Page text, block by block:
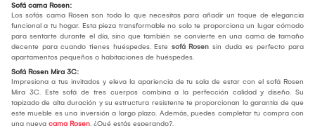
Sofá cama Rosen:
Los sofás cama Rosen son todo lo que necesitas para añadir un toque de elegancia
funcional a tu hogar. Esta pieza transformable no solo te proporciona un lugar cómodo
para sentarte durante el día, sino que también se convierte en una cama de tamaño
decente para cuando tienes huéspedes. Este sofá Rosen sin duda es perfecto para
apartamentos pequeños o habitaciones de huéspedes.
Sofá Rosen Mira 3C:
Impresiona a tus invitados y eleva la apariencia de tu sala de estar con el sofá Rosen
Mira 3C. Este sofá de tres cuerpos combina a la perfección calidad y diseño. Su
tapizado de alta duración y su estructura resistente te proporcionan la garantía de que
este mueble es una inversión a largo plazo. Además, puedes completar tu compra con
una nueva cama Rosen. ¿Qué estás esperando?.